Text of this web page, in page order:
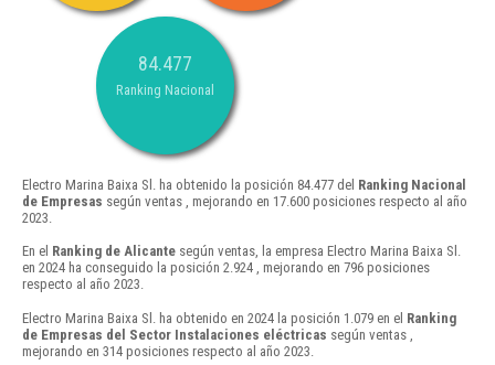
84.477
Ranking Nacional
Electro Marina Baixa Sl. ha obtenido la posición 84.477 del Ranking Nacional
de Empresas según ventas , mejorando en 17.600 posiciones respecto al año
2023.
En el Ranking de Alicante según ventas, la empresa Electro Marina Baixa Sl.
en 2024 ha conseguido la posición 2.924 , mejorando en 796 posiciones
respecto al año 2023.
Electro Marina Baixa Sl. ha obtenido en 2024 la posición 1.079 en el Ranking
de Empresas del Sector Instalaciones eléctricas según ventas ,
mejorando en 314 posiciones respecto al año 2023.